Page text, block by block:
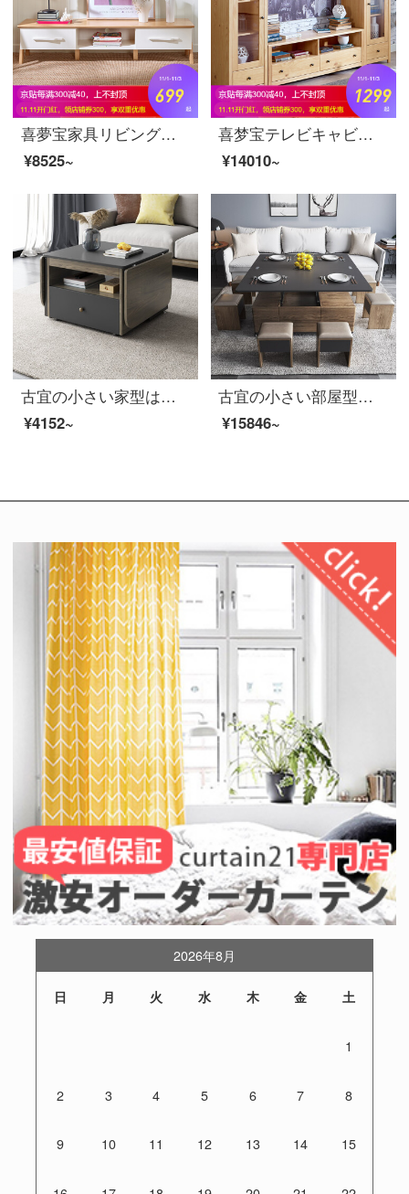
喜夢宝家具リビングテレビキャビネット現代簡単な小型テレビキャビネットの置物棚リビング家具ケヤキ色+ホワイトテレビキャビネット
¥8525~
喜梦宝テレビキャビネットのサイドキャビネットのリビングキャビネットの左のキャビネットのロッカーテレビの左のキャビネット*1
¥14010~
古宜の小さい家型は茶のテーブルを折り畳みますと、簡単に現代の客間の経済型のアイデアの多機能移動家具の多機能茶何【家に整える】
¥4152~
古宜の小さい部屋型の折り畳みの食卓の椅子は現代を組み合わせて簡単に家庭用の客間の茶室の椅子の多機能の昇降する家具の多機能のテーブルのお茶の何【灰色】＋6腰掛け
¥15846~
2026年8月
日 月 火 水 木 金 土
1
2 3 4 5 6 7 8
9 10 11 12 13 14 15